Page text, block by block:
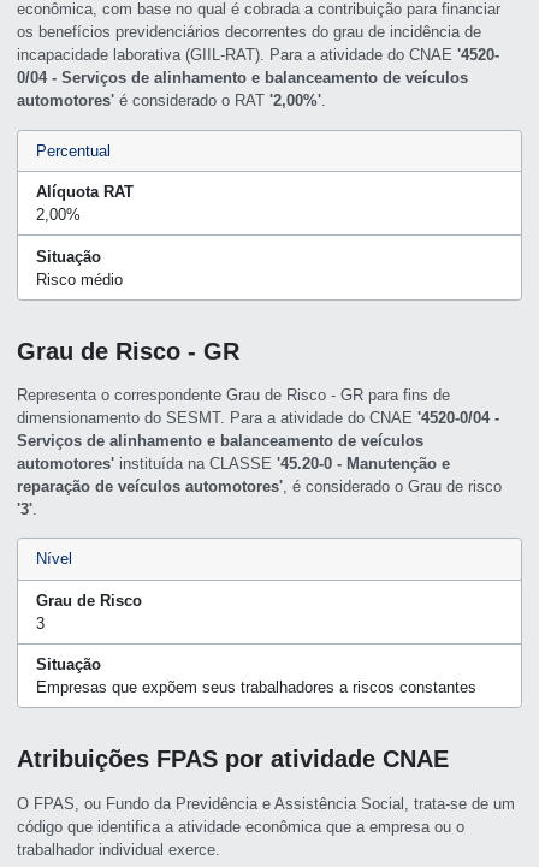
econômica, com base no qual é cobrada a contribuição para financiar
os benefícios previdenciários decorrentes do grau de incidência de
incapacidade laborativa (GIIL-RAT). Para a atividade do CNAE'4520-
0/04 - Serviços de alinhamento e balanceamento de veículos
automotores' é considerado o RAT'2,00%'.
Percentual
Alíquota RAT
2,00%
Situação
Risco médio
Grau de Risco - GR
Representa o correspondente Grau de Risco - GR para fins de
dimensionamento do SESMT. Para a atividade do CNAE'4520-0/04 -
Serviços de alinhamento e balanceamento de veículos
automotores' instituída na CLASSE'45.20-0 - Manutenção e
reparação de veículos automotores' , é considerado o Grau de risco
'3'
Nível
Grau de Risco
3
Situação
Empresas que expõem seus trabalhadores a riscos constantes
Atribuições FPAS por atividade CNAE
O FPAS, ou Fundo da Previdência e Assistência Social, trata-se de um
código que identifica a atividade econômica que a empresa ou o
trabalhador individual exerce.